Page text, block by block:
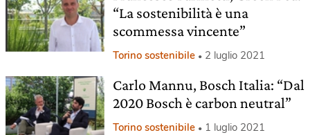
“La sostenibilità è una
scommessa vincente”
Torino sostenibile 2 luglio 2021
Carlo Mannu, Bosch Italia: “Dal
2020 Bosch è carbon neutral”
Torino sostenibile 1 luglio 2021